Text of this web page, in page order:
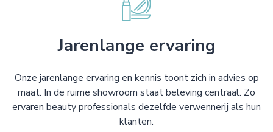
Jarenlange ervaring
Onze jarenlange ervaring en kennis toont zich in advies op
maat. In de ruime showroom staat beleving centraal. Zo
ervaren beauty professionals dezelfde verwennerij als hun
klanten.